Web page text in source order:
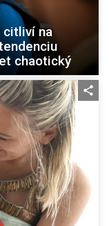
citliví na
chaotický